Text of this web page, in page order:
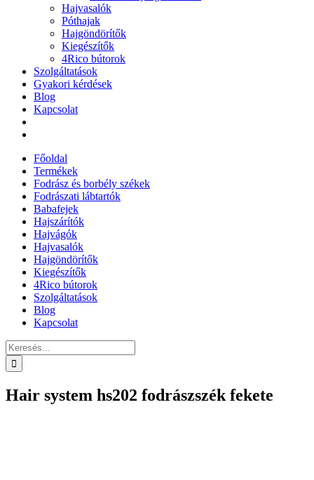
Hajvasalók
Póthajak
Hajgöndörítők
Kiegészítők
4Rico bútorok
Szolgáltatások
Gyakori kérdések
Blog
Kapcsolat
Főoldal
Termékek
Fodrász és borbély székek
Fodrászati lábtartók
Babafejek
Hajszárítók
Hajvágók
Hajvasalók
Hajgöndörítők
Kiegészítők
4Rico bútorok
Szolgáltatások
Blog
Kapcsolat
Keresés...
Hair system hs202 fodrászszék fekete